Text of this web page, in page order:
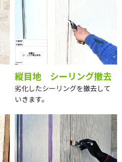
縦目地 シーリング撤去
劣化したシーリングを撤去して
いきます。